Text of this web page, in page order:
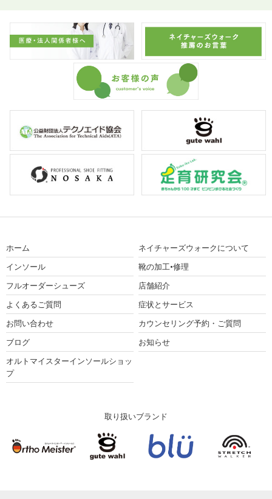
ホーム
ネイチャーズウォークについて
インソール
靴の加工•修理
フルオーダーシューズ
店舗紹介
よくあるご質問
症状とサービス
お問い合わせ
カウンセリング予約・ご質問
ブログ
お知らせ
オルトマイスターインソールショッ
プ
取り扱いブランド